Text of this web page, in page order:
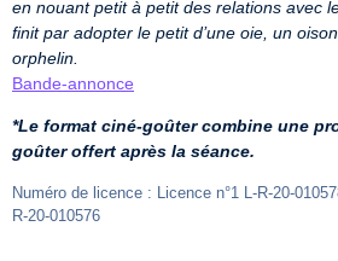
en nouant petit à petit des relations avec
finit par adopter le petit d’une oie, un
orphelin.
Bande-annonce
*Le format ciné-goûter combine une
goûter offert après la séance.
Numéro de licence : Licence n°1 L-R-20-
R-20-010576